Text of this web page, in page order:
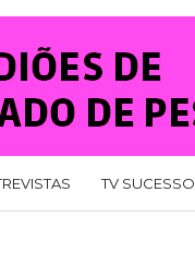
TV SUCESSO